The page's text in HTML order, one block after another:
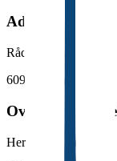
Adresse
Rådhusgata 5
6090
Fosnavåg
Overordnet
Herøy Kommune